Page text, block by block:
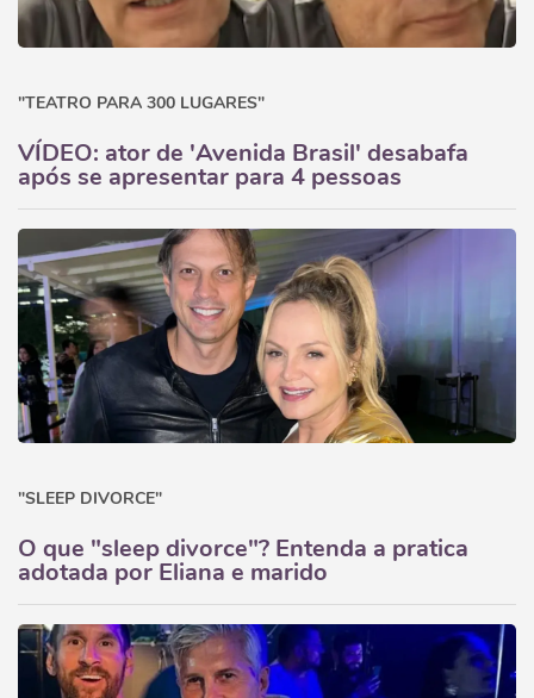
"TEATRO PARA 300 LUGARES"
VÍDEO: ator de 'Avenida Brasil' desabafa
após se apresentar para 4 pessoas
"SLEEP DIVORCE"
O que "sleep divorce"? Entenda a pratica
adotada por Eliana e marido